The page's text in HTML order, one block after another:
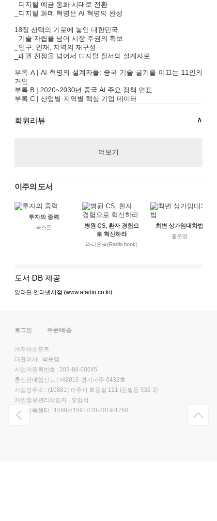
_디지털 예금 통화 시대로 전환
_디지털 화폐 혁명은 AI 혁명의 완성
18장 선택의 기로에 놓인 대한민국
_기술 자립을 넘어 시장 주권의 확보
_인구, 인재, 지역의 재구성
_패권 전쟁을 넘어서 디지털 질서의 설계자로
부록 A | AI 혁명의 설계자들: 중국 기술 굴기를 이끄는 11인의
거인
부록 B | 2020~2030년 중국 AI 주요 정책 연표
부록 C | 산업별·지역별 핵심 기업 데이터
회원리뷰
더보기
이주의 도서
투자의 중력
북스톤
병원 CS, 환자 경험으
로 혁신하라
라디오북(Radio book)
최변 상가임대차법
좋은땅
도서 DB 제공
알라딘 인터넷서점 (www.aladin.co.kr)
로그인 주문/배송
㈜자바소프트
대표이사 : 박윤정
사업자등록번호 : 203-88-00645
통신판매업신고 : 제2016-경기파주-0432호
사업장주소 : (10881) 파주시 회동길 121 (문발동 532-3)
개인정보관리책임자 : 오임석
고객만족센터 : 1588-5159 070-7019-1750